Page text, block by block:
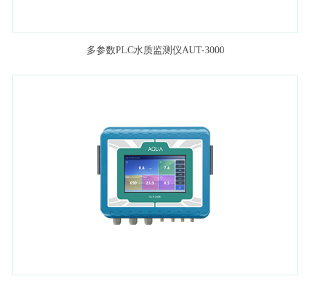
多参数PLC水质监测仪AUT-3000